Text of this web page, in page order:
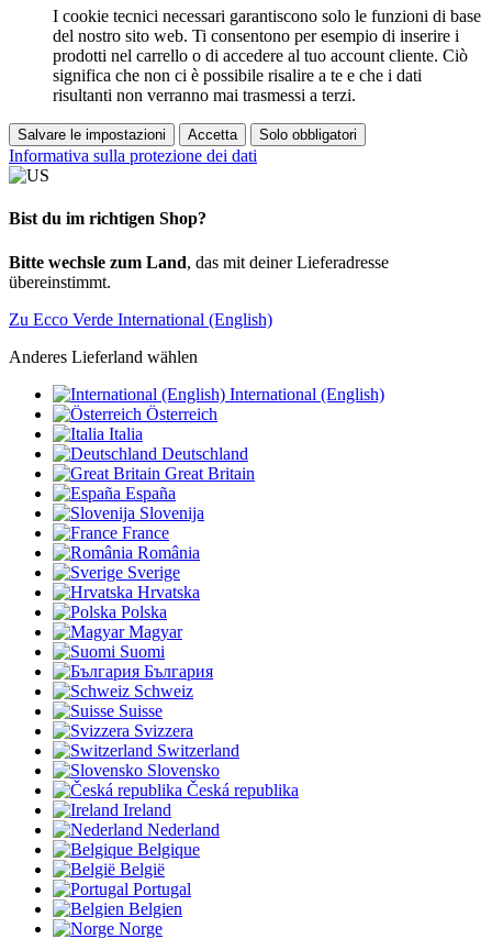
I cookie tecnici necessari garantiscono solo le funzioni di base
del nostro sito web. Ti consentono per esempio di inserire i
prodotti nel carrello o di accedere al tuo account cliente. Ciò
significa che non ci è possibile risalire a te e che i dati
risultanti non verranno mai trasmessi a terzi.
Salvare le impostazioni Accetta Solo obbligatori
Informativa sulla protezione dei dati
Bist du im richtigen Shop?
Bitte wechsle zum Land, das mit deiner Lieferadresse
übereinstimmt.
Zu Ecco Verde International (English)
Anderes Lieferland wählen
International (English)
Österreich
Italia
Deutschland
Great Britain
España
Slovenija
France
România
Sverige
Hrvatska
Polska
Magyar
Suomi
България
Schweiz
Suisse
Svizzera
Switzerland
Slovensko
Česká republika
Ireland
Nederland
Belgique
België
Portugal
Belgien
Norge